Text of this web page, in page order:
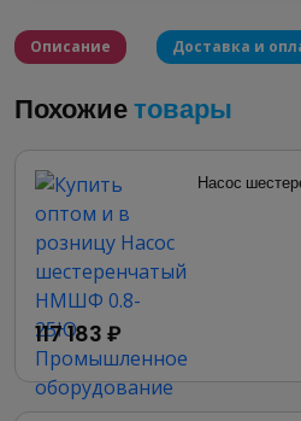
Описание Доставка и
Похожиетовары
Насос
117 183 ₽